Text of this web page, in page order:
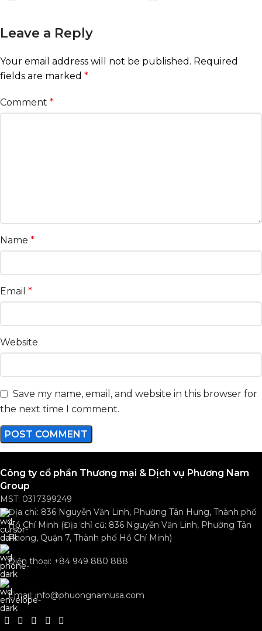
Leave a Reply
Your email address will not be published. Required
fields are marked *
Comment *
Name *
Email *
Website
Save my name, email, and website in this browser for
the next time I comment.
Công ty cổ phần Thương mại & Dịch vụ Phương Nam
Group
MST: 0317399249
Địa chỉ: 836 Nguyễn Văn Linh, Phường Tân Hưng, Thành phố
Hồ Chí Minh (Địa chỉ cũ: 836 Nguyễn Văn Linh, Phường Tân
Phong, Quận 7, Thành phố Hồ Chí Minh)
Điện thoại: +84 949 880 888
Email: info@phuongnamusa.com